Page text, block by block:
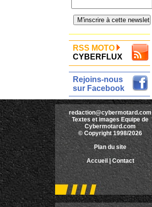
RSS MOTO
CYBERFLUX
Rejoins-nous
sur Facebook
redaction@cybermotard.com
Textes et images Equipe de
Cybermotard.com
© Copyright 1998/2026
Plan du site
Accueil |Contact